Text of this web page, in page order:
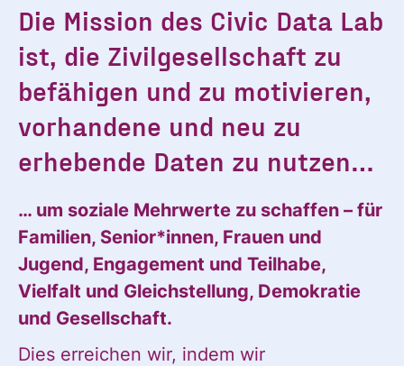
Die Mission des Civic Data Lab
ist, die Zivilgesellschaft zu
befähigen und zu motivieren,
vorhandene und neu zu
erhebende Daten zu nutzen…
… um soziale Mehrwerte zu schaffen – für
Familien, Senior*innen, Frauen und
Jugend, Engagement und Teilhabe,
Vielfalt und Gleichstellung, Demokratie
und Gesellschaft.
Dies erreichen wir, indem wir